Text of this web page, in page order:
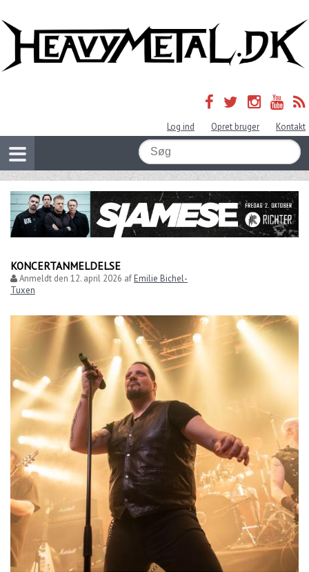
Log ind Opret bruger Kontakt
KONCERTANMELDELSE
Anmeldt den 12. april 2026 afEmilie Bichel-
Tuxen